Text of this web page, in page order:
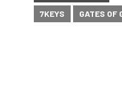
7KEYS GATES OF